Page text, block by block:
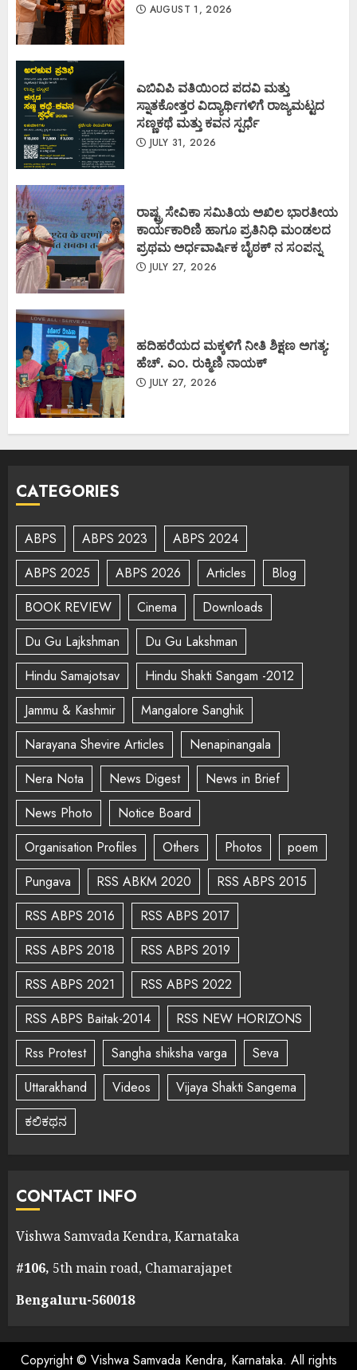
AUGUST 1, 2026
ಎಬಿವಿಪಿ ವತಿಯಿಂದ ಪದವಿ ಮತ್ತು
ಸ್ನಾತಕೋತ್ತರ ವಿದ್ಯಾರ್ಥಿಗಳಿಗೆ ರಾಜ್ಯಮಟ್ಟದ
ಸಣ್ಣಕಥೆ ಮತ್ತು ಕವನ ಸ್ಪರ್ಧೆ
JULY 31, 2026
ರಾಷ್ಟ್ರ ಸೇವಿಕಾ ಸಮಿತಿಯ ಅಖಿಲ ಭಾರತೀಯ
ಕಾರ್ಯಕಾರಿಣಿ ಹಾಗೂ ಪ್ರತಿನಿಧಿ ಮಂಡಲದ
ಪ್ರಥಮ ಅರ್ಧವಾರ್ಷಿಕ ಬೈಠಕ್ ನ ಸಂಪನ್ನ
JULY 27, 2026
ಹದಿಹರೆಯದ ಮಕ್ಕಳಿಗೆ ನೀತಿ ಶಿಕ್ಷಣ ಅಗತ್ಯ:
ಹೆಚ್. ಎಂ. ರುಕ್ಮಿಣಿ ನಾಯಕ್
JULY 27, 2026
CATEGORIES
ABPS ABPS 2023
ABPS 2024
ABPS 2025
ABPS 2026 Articles
Blog
BOOK REVIEW
Cinema
Downloads
Du Gu Lajkshman
Du Gu Lakshman
Hindu Samajotsav
Hindu Shakti Sangam -2012
Jammu & Kashmir
Mangalore Sanghik
Narayana Shevire Articles
Nenapinangala
Nera Nota
News Digest
News in Brief
News Photo
Notice Board
Organisation Profiles
Others Photos
poem
Pungava
RSS ABKM 2020
RSS ABPS 2015
RSS ABPS 2016
RSS ABPS 2017
RSS ABPS 2018
RSS ABPS 2019
RSS ABPS 2021
RSS ABPS 2022
RSS ABPS Baitak-2014
RSS NEW HORIZONS
Rss Protest
Sangha shiksha varga
Seva
Uttarakhand
Videos
Vijaya Shakti Sangema
ಕಲಿಕಥನ
CONTACT INFO
Vishwa Samvada Kendra, Karnataka
#106, 5th main road, Chamarajapet
Bengaluru-560018
Copyright © Vishwa Samvada Kendra, Karnataka. All rights